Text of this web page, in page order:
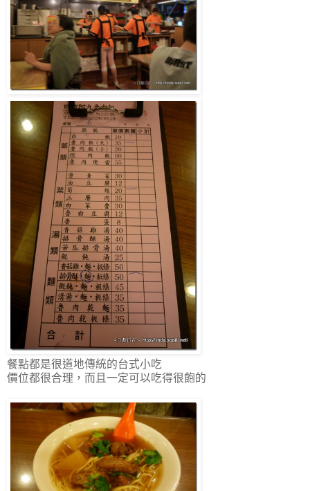
餐點都是很道地傳統的台式小吃
價位都很合理，而且一定可以吃得很飽的